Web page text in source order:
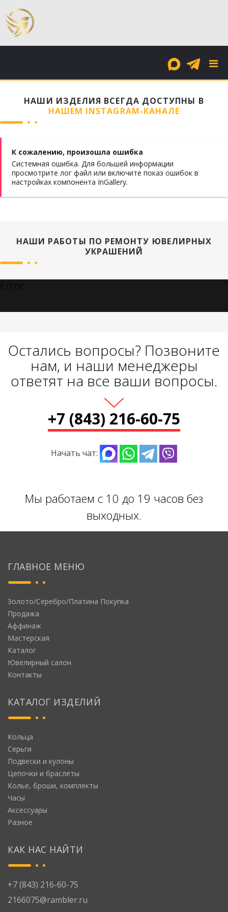
НАШИ ИЗДЕЛИЯ ВСЕГДА ДОСТУПНЫ В
НАШЕМ INSTAGRAM-КАНАЛЕ
К сожалению, произошла ошибка
Системная ошибка. Для большей информации
просмотрите лог файл или включите показ ошибок в
настройках компонента InGallery.
НАШИ РАБОТЫ ПО РЕМОНТУ ЮВЕЛИРНЫХ
УКРАШЕНИЙ
Error
Остались вопросы? Позвоните
нам, и наши менеджеры
ответят на все ваши вопросы.
+7 (843) 216-60-75
Начать чат:
Мы работаем с 10 до 19 часов без
выходных.
ГЛАВНОЕ МЕНЮ
Золото/Серебро/Платина Покупка
Продажа
Аффинаж
Мастерская
Каталог
Ювелирный салон
Контакты
КАТАЛОГ ИЗДЕЛИЙ
Кольца
Серьги
Подвески и кулоны
Цепочки и браслеты
Колье, броши, комплекты
Часы
Аксессуары
Разное
КАК НАС НАЙТИ
+7 (843) 216-60-75
2166075@rambler.ru